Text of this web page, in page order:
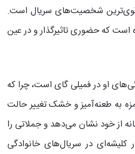
قوی‌ترین شخصیت‌های سریال است.
که حضوری تاثیرگذار و در عین
او در فمیلی گای است، چرا که
به طعنه‌آمیز و خشک تغییر حالت
از خود نشان می‌دهد و جملاتی را
کلیشه‌ای در سریال‌های خانوادگی